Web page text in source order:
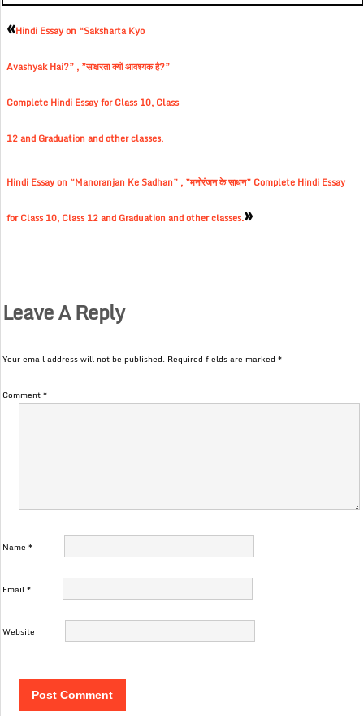
«Hindi Essay on “Saksharta Kyo
Avashyak Hai?” , ”साक्षरता क्यों आवश्यक है?”
Complete Hindi Essay for Class 10, Class
12 and Graduation and other classes.
Hindi Essay on “Manoranjan Ke Sadhan” , ”मनोरंजन के साधन” Complete Hindi Essay
for Class 10, Class 12 and Graduation and other classes.»
Leave A Reply
Your email address will not be published. Required fields are marked*
Comment*
Name*
Email*
Website